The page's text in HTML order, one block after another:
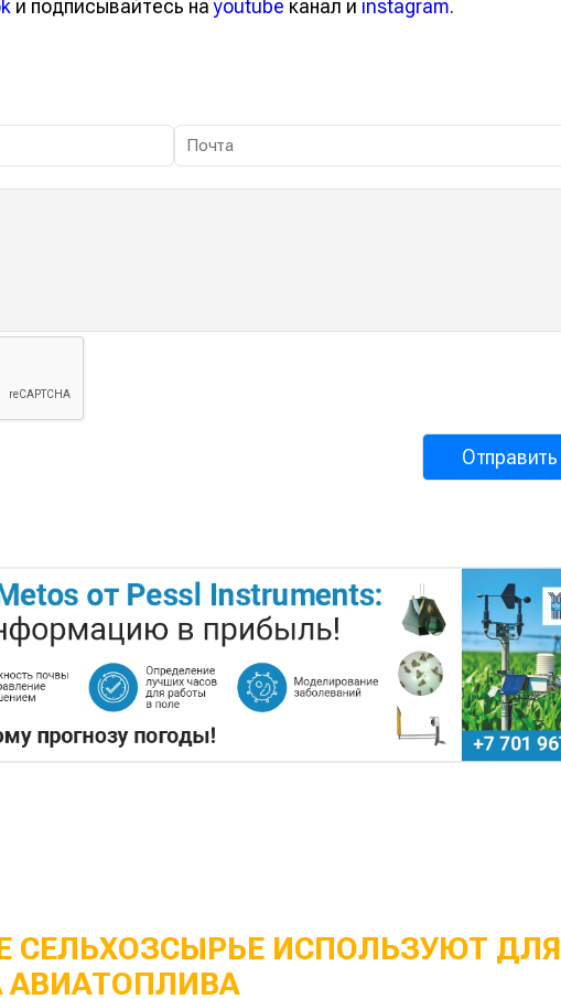
и подписывайтесь наyoutube канал и instagram.
СЕЛЬХОЗСЫРЬЕ ИСПОЛЬЗУЮТ ДЛЯ